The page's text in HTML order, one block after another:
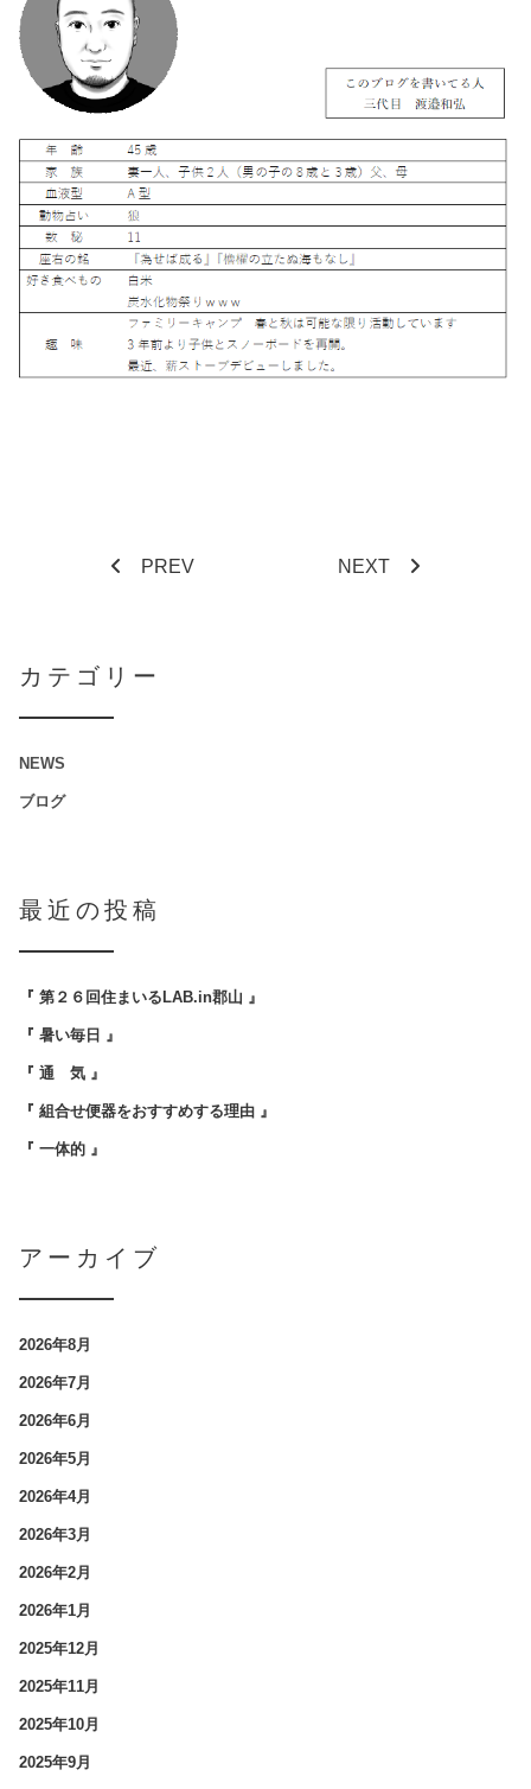
PREV NEXT
カテゴリー
NEWS
ブログ
最近の投稿
『 第２６回住まいるLAB.in郡山 』
『 暑い毎日 』
『 通 気 』
『 組合せ便器をおすすめする理由 』
『 一体的 』
アーカイブ
2026年8月
2026年7月
2026年6月
2026年5月
2026年4月
2026年3月
2026年2月
2026年1月
2025年12月
2025年11月
2025年10月
2025年9月